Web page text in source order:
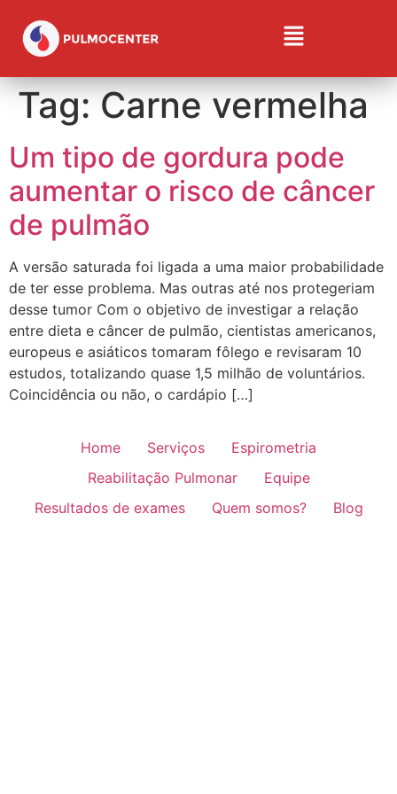
Tag:Carne vermelha
Um tipo de gordura pode
aumentar o risco de câncer
de pulmão
A versão saturada foi ligada a uma maior probabilidade
de ter esse problema. Mas outras até nos protegeriam
desse tumor Com o objetivo de investigar a relação
entre dieta e câncer de pulmão, cientistas americanos,
europeus e asiáticos tomaram fôlego e revisaram 10
estudos, totalizando quase 1,5 milhão de voluntários.
Coincidência ou não, o cardápio […]
Home Serviços
Espirometria
Reabilitação Pulmonar
Equipe
Resultados de exames
Quem somos? Blog